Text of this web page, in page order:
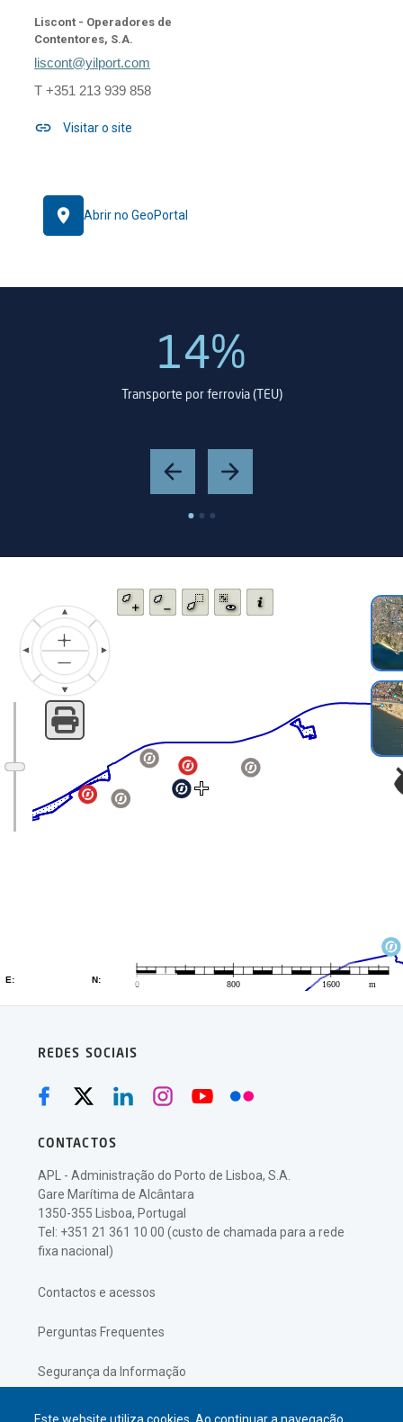
Liscont - Operadores de
Contentores, S.A.
liscont@yilport.com
T +351 213 939 858
Visitar o site
Abrir no GeoPortal
14%
Transporte por ferrovia (TEU)
REDES SOCIAIS
CONTACTOS
APL - Administração do Porto de Lisboa, S.A.
Gare Marítima de Alcântara
1350-355 Lisboa, Portugal
Tel: +351 21 361 10 00 (custo de chamada para a rede
fixa nacional)
Contactos e acessos
Perguntas Frequentes
Segurança da Informação
Política de Privacidade